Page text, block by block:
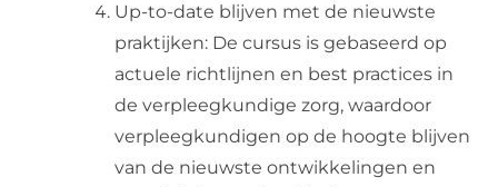
Up-to-date blijven met de nieuwste
praktijken: De cursus is gebaseerd op
actuele richtlijnen en best practices in
de verpleegkundige zorg, waardoor
verpleegkundigen op de hoogte blijven
van de nieuwste ontwikkelingen en